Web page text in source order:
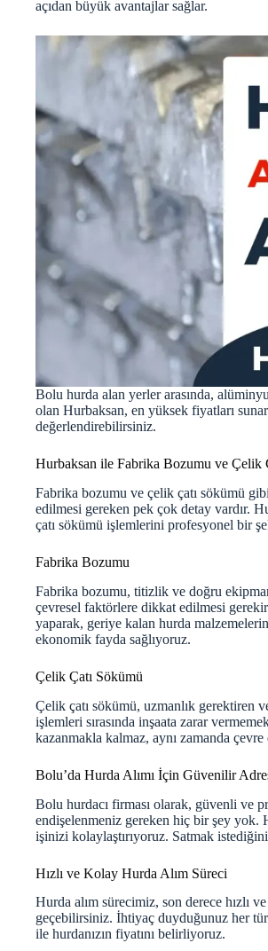
açıdan büyük avantajlar sağlar.
Bolu hurda alan yerler arasında,
olan Hurbaksan, en yüksek fiyatları
değerlendirebilirsiniz.
Hurbaksan ile Fabrika Bozumu ve Çelik
Fabrika bozumu ve çelik çatı sökümü
edilmesi gereken pek çok detay vardır.
çatı sökümü işlemlerini profesyonel bir
Fabrika Bozumu
Fabrika bozumu, titizlik ve doğru
çevresel faktörlere dikkat edilmesi
yaparak, geriye kalan hurda
ekonomik fayda sağlıyoruz.
Çelik Çatı Sökümü
Çelik çatı sökümü, uzmanlık gerektiren
işlemleri sırasında inşaata zarar
kazanmakla kalmaz, aynı zamanda
Bolu’da Hurda Alımı İçin Güvenilir
Bolu hurdacı firması olarak, güvenli ve
endişelenmeniz gereken hiç bir şey yok.
işinizi kolaylaştırıyoruz. Satmak
Hızlı ve Kolay Hurda Alım Süreci
Hurda alım sürecimiz, son derece hızlı
geçebilirsiniz. İhtiyaç duyduğunuz her
ile hurdanızın fiyatını belirliyoruz.